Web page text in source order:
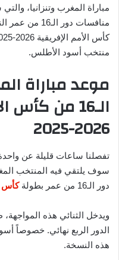
مباراة المغرب وتنزانيا،
منافسات دور
منتخب أسود الأطلس.
موعد مباراة
الـ16 من
2026-2025
تفصلنا ساعات قليلة عن
سوف يلتقي فيه المنتخب
دور الـ16 من عمر بطولة
كأس
ويدخل الثنائي هذه
الدور الربع نهائي. خصوصاً
هذه النسخة.